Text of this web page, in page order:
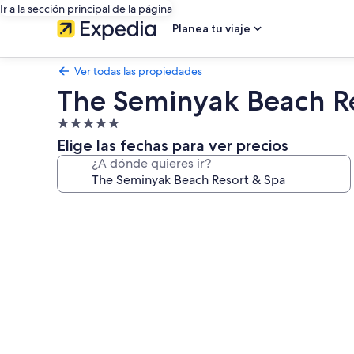
Ir a la sección principal de la página
Planea tu viaje
Ver todas las propiedades
The Seminyak Beach
Propiedad
de
5.0
estrellas
Elige las fechas para ver precios
¿A dónde quieres ir?